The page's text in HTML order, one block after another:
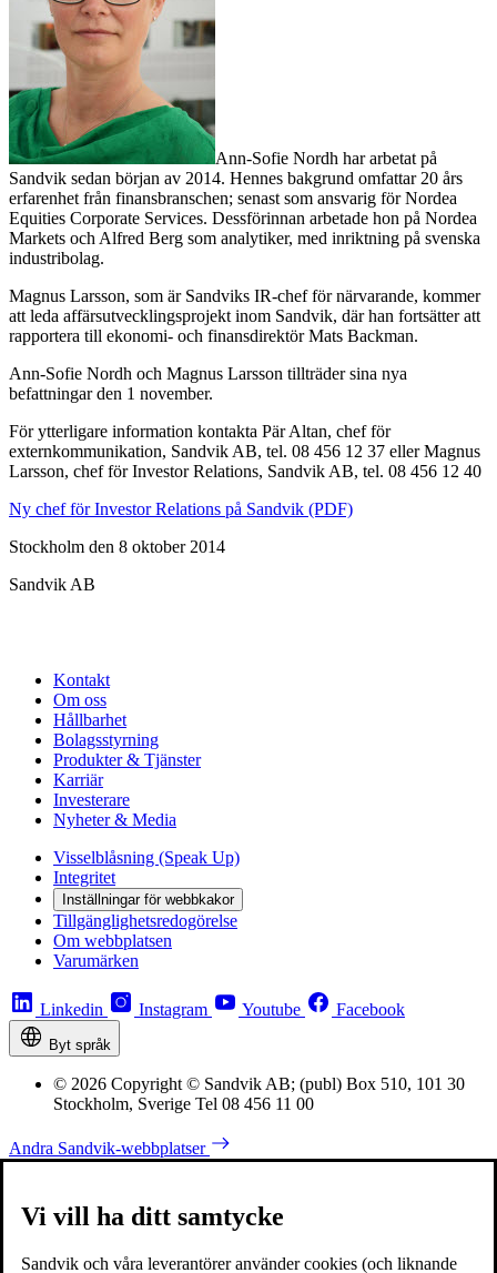
Ann-Sofie Nordh har arbetat på
Sandvik sedan början av 2014. Hennes bakgrund omfattar 20 års
erfarenhet från finansbranschen; senast som ansvarig för Nordea
Equities Corporate Services. Dessförinnan arbetade hon på Nordea
Markets och Alfred Berg som analytiker, med inriktning på svenska
industribolag.
Magnus Larsson, som är Sandviks IR-chef för närvarande, kommer
att leda affärsutvecklingsprojekt inom Sandvik, där han fortsätter att
rapportera till ekonomi- och finansdirektör Mats Backman.
Ann-Sofie Nordh och Magnus Larsson tillträder sina nya
befattningar den 1 november.
För ytterligare information kontakta Pär Altan, chef för
externkommunikation, Sandvik AB, tel. 08 456 12 37 eller Magnus
Larsson, chef för Investor Relations, Sandvik AB, tel. 08 456 12 40
Ny chef för Investor Relations på Sandvik (PDF)
Stockholm den 8 oktober 2014
Sandvik AB
Kontakt
Om oss
Hållbarhet
Bolagsstyrning
Produkter & Tjänster
Karriär
Investerare
Nyheter & Media
Visselblåsning (Speak Up)
Integritet
Inställningar för webbkakor
Tillgänglighetsredogörelse
Om webbplatsen
Varumärken
Linkedin Instagram Youtube Facebook
Byt språk
© 2026 Copyright © Sandvik AB; (publ) Box 510, 101 30
Stockholm, Sverige Tel 08 456 11 00
Andra Sandvik-webbplatser
Vi vill ha ditt samtycke
Sandvik och våra leverantörer använder cookies (och liknande